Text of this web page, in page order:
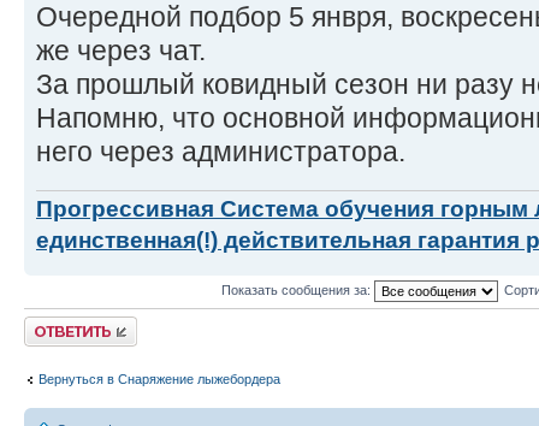
Очередной подбор 5 янвря,
же через чат.
За прошлый ковидный сезон ни разу
Напомню, что основной
него через администратора.
Прогрессивная Система обучения
единственная(!) действительная гарантия
Показать сообщения за:
Ответить
Вернуться в Снаряжение лыжебордера